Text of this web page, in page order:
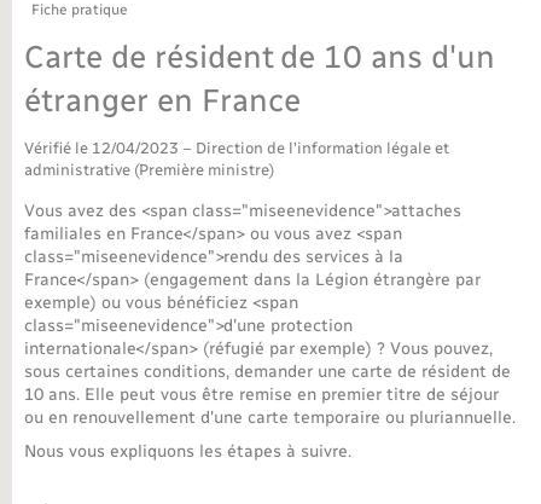
Bibliothèques
Sport
Tourisme
Nouvel habitant
Nouvelle activité
Numérique
Organisation d’événement
Fiche pratique
Carte de résident de 10 ans d'un
étranger en France
Vérifié le 12/04/2023 – Direction de l'information légale et
administrative (Première ministre)
Vous avez des <span class="miseenevidence">attaches
familiales en France</span> ou vous avez <span
class="miseenevidence">rendu des services à la
France</span> (engagement dans la Légion étrangère par
exemple) ou vous bénéficiez <span
class="miseenevidence">d'une protection
internationale</span> (réfugié par exemple) ? Vous pouvez,
sous certaines conditions, demander une carte de résident de
10 ans. Elle peut vous être remise en premier titre de séjour
ou en renouvellement d'une carte temporaire ou pluriannuelle.
Nous vous expliquons les étapes à suivre.